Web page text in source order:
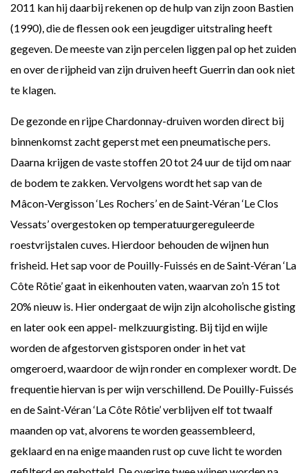
2011 kan hij daarbij rekenen op de hulp van zijn zoon Bastien
(1990), die de flessen ook een jeugdiger uitstraling heeft
gegeven. De meeste van zijn percelen liggen pal op het zuiden
en over de rijpheid van zijn druiven heeft Guerrin dan ook niet
te klagen.
De gezonde en rijpe Chardonnay-druiven worden direct bij
binnenkomst zacht geperst met een pneumatische pers.
Daarna krijgen de vaste stoffen 20 tot 24 uur de tijd om naar
de bodem te zakken. Vervolgens wordt het sap van de
Mâcon-Vergisson ‘Les Rochers’ en de Saint-Véran ‘Le Clos
Vessats’ overgestoken op temperatuurgereguleerde
roestvrijstalen cuves. Hierdoor behouden de wijnen hun
frisheid. Het sap voor de Pouilly-Fuissés en de Saint-Véran ‘La
Côte Rôtie’ gaat in eikenhouten vaten, waarvan zo’n 15 tot
20% nieuw is. Hier ondergaat de wijn zijn alcoholische gisting
en later ook een appel- melkzuurgisting. Bij tijd en wijle
worden de afgestorven gistsporen onder in het vat
omgeroerd, waardoor de wijn ronder en complexer wordt. De
frequentie hiervan is per wijn verschillend. De Pouilly-Fuissés
en de Saint-Véran ‘La Côte Rôtie’ verblijven elf tot twaalf
maanden op vat, alvorens te worden geassembleerd,
geklaard en na enige maanden rust op cuve licht te worden